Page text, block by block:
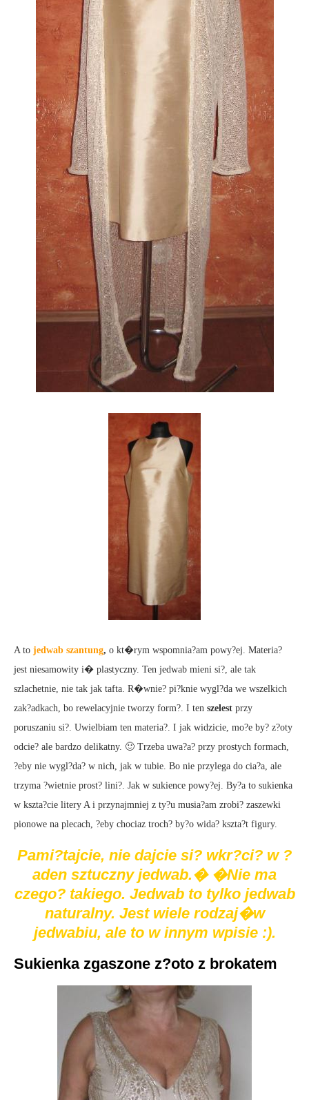
A to jedwab szantung, o kt�rym wspomnia?am powy?ej. Materia?
jest niesamowity i� plastyczny. Ten jedwab mieni si?, ale tak
szlachetnie, nie tak jak tafta. R�wnie? pi?knie wygl?da we wszelkich
zak?adkach, bo rewelacyjnie tworzy form?. I ten szelest przy
poruszaniu si?. Uwielbiam ten materia?. I jak widzicie, mo?e by? z?oty
odcie? ale bardzo delikatny. 🙂 Trzeba uwa?a? przy prostych formach,
?eby nie wygl?da? w nich, jak w tubie. Bo nie przylega do cia?a, ale
trzyma ?wietnie prost? lini?. Jak w sukience powy?ej. By?a to sukienka
w kszta?cie litery A i przynajmniej z ty?u musia?am zrobi? zaszewki
pionowe na plecach, ?eby chociaz troch? by?o wida? kszta?t figury.
Pami?tajcie, nie dajcie si? wkr?ci? w ?
aden sztuczny jedwab.� �Nie ma
czego? takiego. Jedwab to tylko jedwab
naturalny. Jest wiele rodzaj�w
jedwabiu, ale to w innym wpisie :).
Sukienka zgaszone z?oto z brokatem